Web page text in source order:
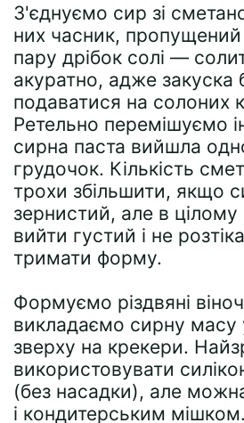
З'єднуємо сир зі
них часник, пропущений
пару дрібок солі —
акуратно, адже закуска
подаватися на солоних
Ретельно перемішуємо
сирна паста вийшла
грудочок. Кількість
трохи збільшити, якщо
зернистий, але в
вийти густий і не
тримати форму.
Формуємо різдвяні
викладаємо сирну масу
зверху на крекери.
використовувати
(без насадки), але
і кондитерським мішком.